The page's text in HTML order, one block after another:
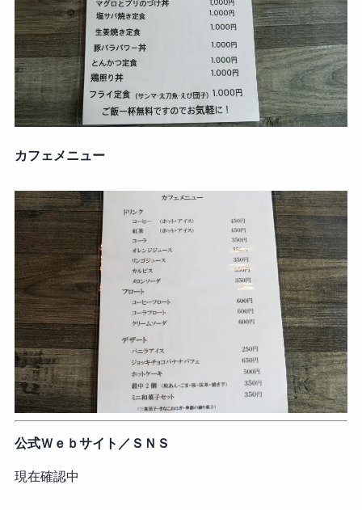
カフェメニュー
公式Ｗｅｂサイト／ＳＮＳ
現在確認中